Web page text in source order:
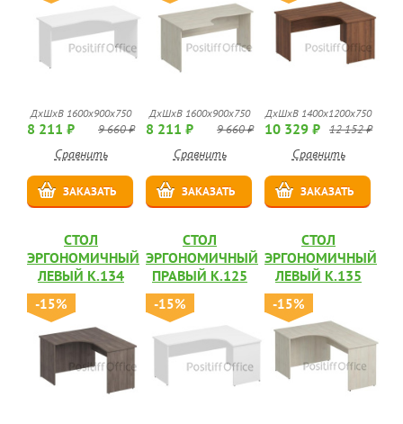
ДхШхВ 1600x900x750
8 211 ₽ 9 660 ₽
Сравнить
ЗАКАЗАТЬ
ДхШхВ 1600x900x750
8 211 ₽ 9 660 ₽
Сравнить
ЗАКАЗАТЬ
ДхШхВ 1400x1200x750
10 329 ₽ 12 152 ₽
Сравнить
ЗАКАЗАТЬ
СТОЛ
ЭРГОНОМИЧНЫЙ
ЛЕВЫЙ К.134
-15%
СТОЛ
ЭРГОНОМИЧНЫЙ
ПРАВЫЙ К.125
-15%
СТОЛ
ЭРГОНОМИЧНЫЙ
ЛЕВЫЙ К.135
-15%